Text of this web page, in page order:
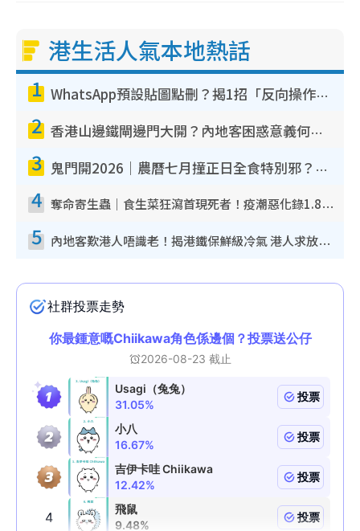
港生活人氣本地熱話
1 WhatsApp預設貼圖點刪？揭1招「反向操作」還原簡潔介面 附3步實測教學
2 香港山邊鐵閘邊門大開？內地客困惑意義何在！網民神回覆：呢種叫法理性防禦
3 鬼門開2026｜農曆七月撞正日全食特別邪？專家警告切忌做一事！揭4大禁忌+2招保平安
4 奪命寄生蟲｜食生菜狂瀉首現死者！疫潮惡化錄1.8萬宗病例 揭洗菜3大謬誤
5 內地客歎港人唔識老！揭港鐵保鮮級冷氣 港人求放過：咪投訴